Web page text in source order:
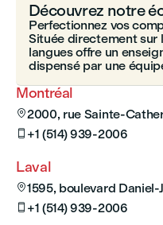
Montréal
2000, rue Sainte-
 +1 (514) 939-2006
Laval
1595, boulevard
 +1 (514) 939-2006
Découvrez notre
Perfectionnez vos
Située directement sur
langues offre un
dispensé par une